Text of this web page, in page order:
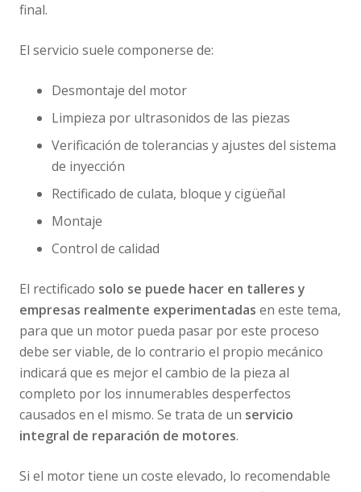
final.
El servicio suele componerse de:
Desmontaje del motor
Limpieza por ultrasonidos de las piezas
Verificación de tolerancias y ajustes del sistema
de inyección
Rectificado de culata, bloque y cigüeñal
Montaje
Control de calidad
El rectificado solo se puede hacer en talleres y
empresas realmente experimentadas en este tema,
para que un motor pueda pasar por este proceso
debe ser viable, de lo contrario el propio mecánico
indicará que es mejor el cambio de la pieza al
completo por los innumerables desperfectos
causados en el mismo. Se trata de un servicio
integral de reparación de motores.
Si el motor tiene un coste elevado, lo recomendable